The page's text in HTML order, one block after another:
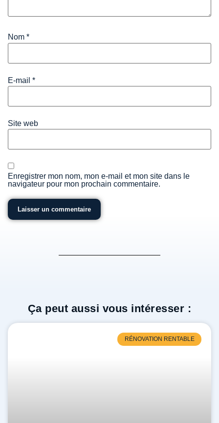
Nom *
E-mail *
Site web
Enregistrer mon nom, mon e-mail et mon site dans le
navigateur pour mon prochain commentaire.
Ça peut aussi vous intéresser :
RÉNOVATION RENTABLE